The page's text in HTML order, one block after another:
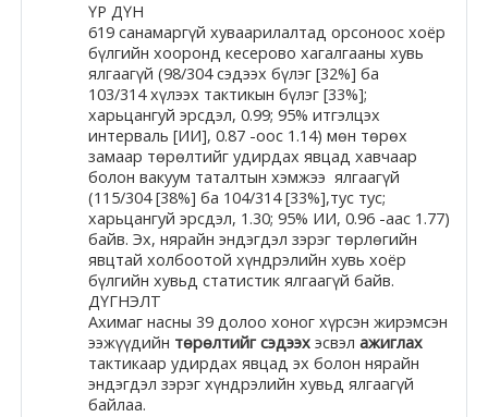
ҮР ДҮН
619 санамаргүй хуваарилалтад орсоноос хоёр
бүлгийн хооронд кесерово хагалгааны хувь
ялгаагүй (98/304 сэдээх бүлэг [32%] ба
103/314 хүлээх тактикын бүлэг [33%];
харьцангуй эрсдэл, 0.99; 95% итгэлцэх
интерваль [ИИ], 0.87 -оос 1.14) мөн төрөх
замаар төрөлтийг удирдах явцад хавчаар
болон вакуум таталтын хэмжээ ялгаагүй
(115/304 [38%] ба 104/314 [33%],тус тус;
харьцангуй эрсдэл, 1.30; 95% ИИ, 0.96 -аас 1.77)
байв. Эх, нярайн эндэгдэл зэрэг төрлөгийн
явцтай холбоотой хүндрэлийн хувь хоёр
бүлгийн хувьд статистик ялгаагүй байв.
ДҮГНЭЛТ
Ахимаг насны 39 долоо хоног хүрсэн жирэмсэн
ээжүүдийн төрөлтийг сэдээхэсвэл ажиглах
тактикаар удирдах явцад эх болон нярайн
эндэгдэл зэрэг хүндрэлийн хувьд ялгаагүй
байлаа.